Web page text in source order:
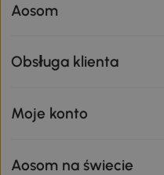
Aosom
Obsługa klienta
Moje konto
Aosom na świecie